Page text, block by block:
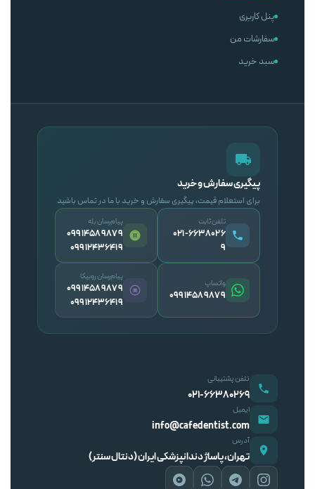
پنل کاربری
سفارشات من
سبد خرید
پیگیری سفارش و خرید
برای استعلام قیمت، پیگیری سفارش و خرید با ما در تماس باشید
تلفن ثابت
۰۲۱-۶۶۳۸۰۲۶
۹
پیام‌رسان بله
09914589879
09912436419
واتساپ
09914589879
پیام‌رسان روبیکا
09914589879
09912436419
تلفن پشتیبانی
۰۲۱-۶۶۳۸۰۲۶۹
ایمیل
info@cafedentist.com
آدرس
تهران، پاساژ دندانپزشکی ایران (دنتال سنتر)